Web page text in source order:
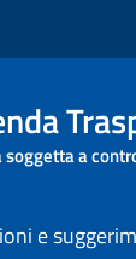
soggetta a
e